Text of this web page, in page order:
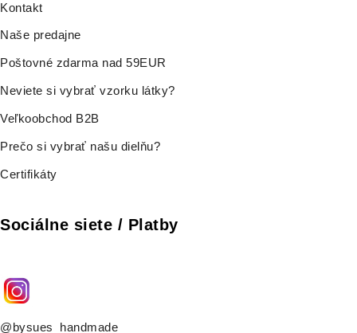
Kontakt
Naše predajne
Poštovné zdarma nad 59EUR
Neviete si vybrať vzorku látky?
Veľkoobchod B2B
Prečo si vybrať našu dielňu?
Certifikáty
Sociálne siete / Platby
@bysues_handmade